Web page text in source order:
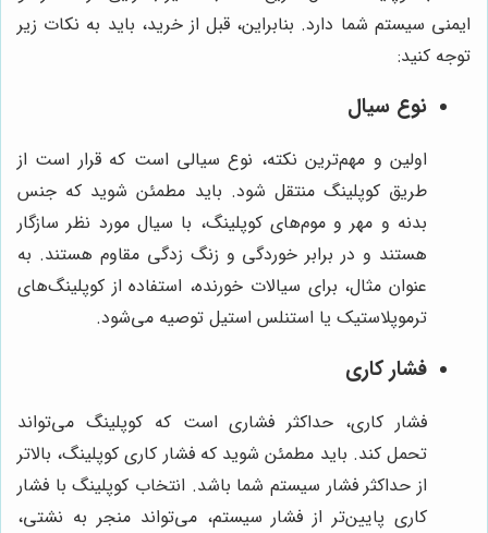
ایمنی سیستم شما دارد. بنابراین، قبل از خرید، باید به نکات زیر
توجه کنید:
نوع سیال
اولین و مهم‌ترین نکته، نوع سیالی است که قرار است از
طریق کوپلینگ منتقل شود. باید مطمئن شوید که جنس
بدنه و مهر و موم‌های کوپلینگ، با سیال مورد نظر سازگار
هستند و در برابر خوردگی و زنگ زدگی مقاوم هستند. به
عنوان مثال، برای سیالات خورنده، استفاده از کوپلینگ‌های
ترموپلاستیک یا استنلس استیل توصیه می‌شود.
فشار کاری
فشار کاری، حداکثر فشاری است که کوپلینگ می‌تواند
تحمل کند. باید مطمئن شوید که فشار کاری کوپلینگ، بالاتر
از حداکثر فشار سیستم شما باشد. انتخاب کوپلینگ با فشار
کاری پایین‌تر از فشار سیستم، می‌تواند منجر به نشتی،